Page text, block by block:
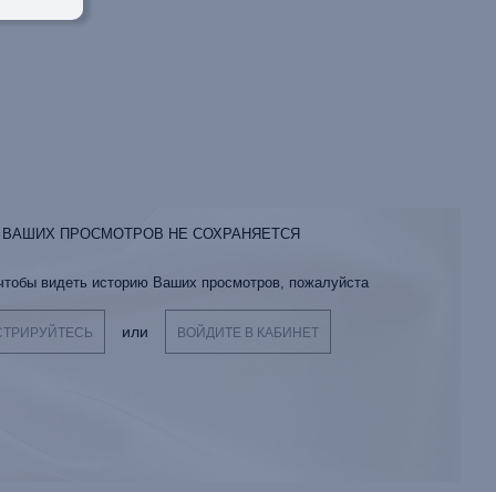
ВАШИХ ПРОСМОТРОВ НЕ СОХРАНЯЕТСЯ
видеть историю Ваших просмотров, пожалуйста
или ВОЙДИТЕ В КАБИНЕТ